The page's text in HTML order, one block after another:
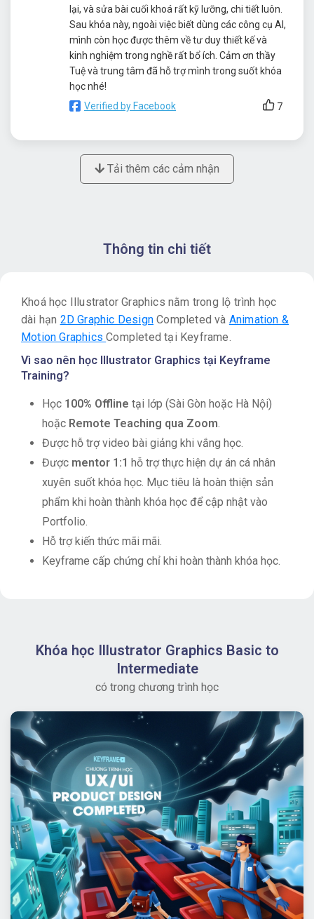
lại, và sửa bài cuối khoá rất kỹ lưỡng, chi tiết luôn.
Sau khóa này, ngoài việc biết dùng các công cụ AI,
mình còn học được thêm về tư duy thiết kế và
kinh nghiệm trong nghề rất bổ ích. Cảm ơn thầy
Tuệ và trung tâm đã hỗ trợ mình trong suốt khóa
học nhé!
Verified by Facebook
7
Tải thêm các cảm nhận
Thông tin chi tiết
Khoá học Illustrator Graphics nằm trong lộ trình học
dài hạn 2D Graphic Design Completed và Animation &
Motion GraphicsCompleted tại Keyframe.
Vì sao nên học Illustrator Graphics tại Keyframe
Training?
Học 100% Offline tại lớp (Sài Gòn hoặc Hà Nội)
hoặc Remote Teaching qua Zoom
Được hỗ trợ video bài giảng khi vắng học.
Được mentor 1:1 hỗ trợ thực hiện dự án cá nhân
xuyên suốt khóa học. Mục tiêu là hoàn thiện sản
phẩm khi hoàn thành khóa học để cập nhật vào
Portfolio.
Hỗ trợ kiến thức mãi mãi.
Keyframe cấp chứng chỉ khi hoàn thành khóa học.
Khóa học Illustrator Graphics Basic to
Intermediate
có trong chương trình học